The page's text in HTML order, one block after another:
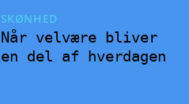
SKØNHED
Når velvære bliver
en del af hverdagen